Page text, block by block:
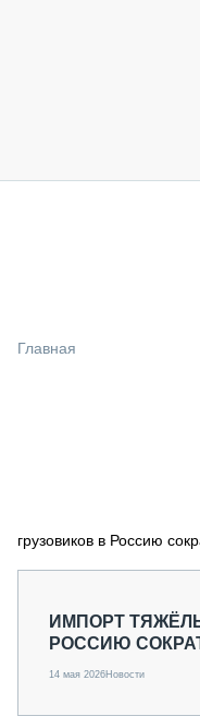
СПЕЦПРОЕКТЫ
О ПРОЕКТЕ
Главная
грузовиков в Россию
ИМПОРТ
РОССИЮ
14 мая 2026Новости